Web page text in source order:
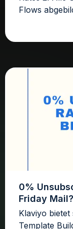
Flows
0%
Friday Mail?
Klaviyo bietet
Template